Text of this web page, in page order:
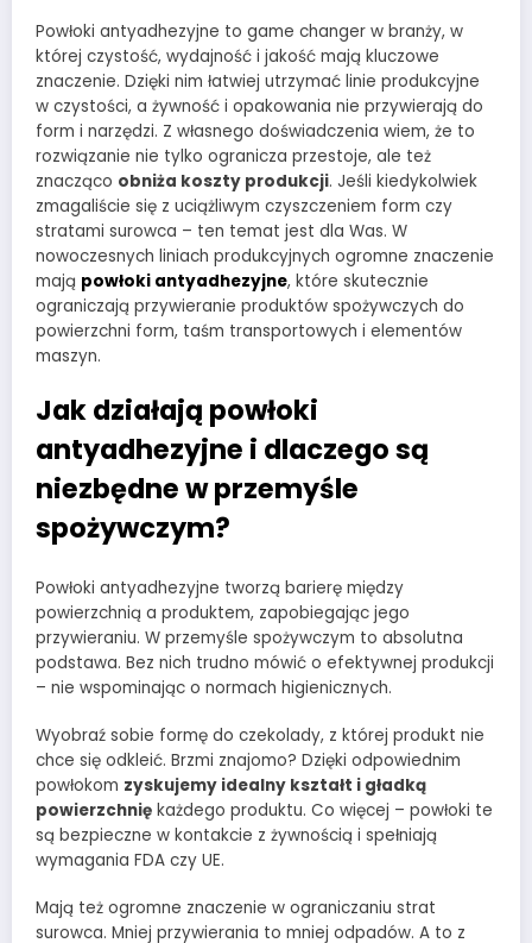
Powłoki antyadhezyjne to game changer w branży, w
której czystość, wydajność i jakość mają kluczowe
znaczenie. Dzięki nim łatwiej utrzymać linie produkcyjne
w czystości, a żywność i opakowania nie przywierają do
form i narzędzi. Z własnego doświadczenia wiem, że to
rozwiązanie nie tylko ogranicza przestoje, ale też
znacząco obniża koszty produkcji. Jeśli kiedykolwiek
zmagaliście się z uciążliwym czyszczeniem form czy
stratami surowca – ten temat jest dla Was. W
nowoczesnych liniach produkcyjnych ogromne znaczenie
mają powłoki antyadhezyjne, które skutecznie
ograniczają przywieranie produktów spożywczych do
powierzchni form, taśm transportowych i elementów
maszyn.
Jak działają powłoki
antyadhezyjne i dlaczego są
niezbędne w przemyśle
spożywczym?
Powłoki antyadhezyjne tworzą barierę między
powierzchnią a produktem, zapobiegając jego
przywieraniu. W przemyśle spożywczym to absolutna
podstawa. Bez nich trudno mówić o efektywnej produkcji
– nie wspominając o normach higienicznych.
Wyobraź sobie formę do czekolady, z której produkt nie
chce się odkleić. Brzmi znajomo? Dzięki odpowiednim
powłokom zyskujemy idealny kształt i gładką
powierzchnię każdego produktu. Co więcej – powłoki te
są bezpieczne w kontakcie z żywnością i spełniają
wymagania FDA czy UE.
Mają też ogromne znaczenie w ograniczaniu strat
surowca. Mniej przywierania to mniej odpadów. A to z